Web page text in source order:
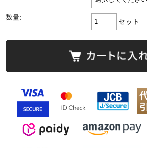
数量: セット